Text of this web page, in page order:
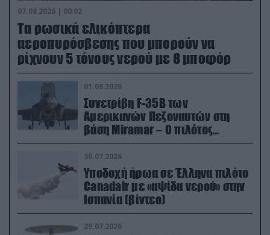
07.08.2026 | 00:02
Τα ρωσικά ελικόπτερα
αεροπυρόσβεσης που μπορούν να
ρίχνουν 5 τόνους νερού με 8 μποφόρ
01.08.2026
Συνετρίβη F-35B των
Αμερικανών Πεζοναυτών στη
βάση Miramar – Ο πιλότος
εκτινάχθηκε εγκαίρως
30.07.2026
Υποδοχή ήρωα σε Έλληνα πιλότο
Canadair με «αψίδα νερού» στην
Ισπανία (βίντεο)
29.07.2026